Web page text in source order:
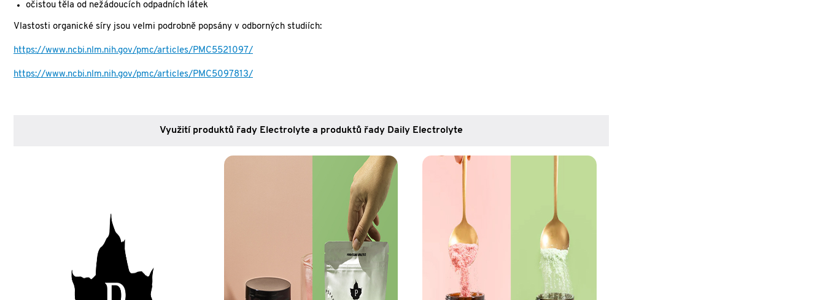
očistou těla od nežádoucích odpadních látek
Vlastosti organické síry jsou velmi podrobně popsány v odborných studiích:
https://www.ncbi.nlm.nih.gov/pmc/articles/PMC5521097/
https://www.ncbi.nlm.nih.gov/pmc/articles/PMC5097813/
Využití produktů řady Electrolyte a produktů řady Daily Electrolyte